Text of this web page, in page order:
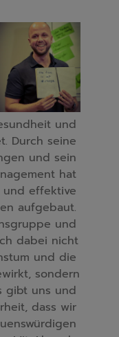
und
Durch seine
und sein
hat
und effektive
aufgebaut.
und
dabei nicht
und die
sondern
gibt uns und
dass wir